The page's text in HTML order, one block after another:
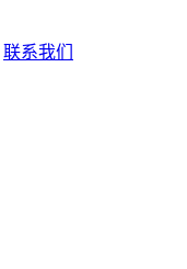
联系我们